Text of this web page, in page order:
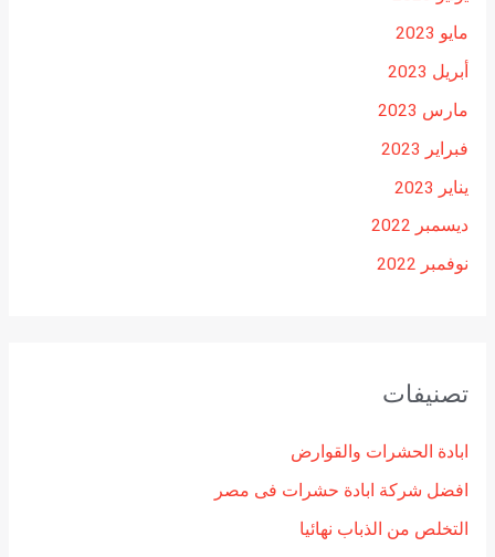
مايو 2023
أبريل 2023
مارس 2023
فبراير 2023
يناير 2023
ديسمبر 2022
نوفمبر 2022
تصنيفات
ابادة الحشرات والقوارض
افضل شركة ابادة حشرات فى مصر
التخلص من الذباب نهائيا